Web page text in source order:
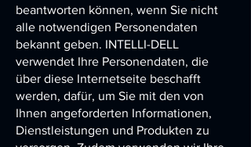
beantworten können, wenn Sie nicht
alle notwendigen Personendaten
bekannt geben. INTELLI-DELL
verwendet Ihre Personendaten, die
über diese Internetseite beschafft
werden, dafür, um Sie mit den von
Ihnen angeforderten Informationen,
Dienstleistungen und Produkten zu